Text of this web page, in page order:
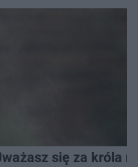
się za króla